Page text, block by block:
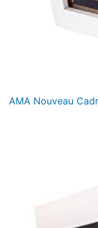
AMA Nouveau